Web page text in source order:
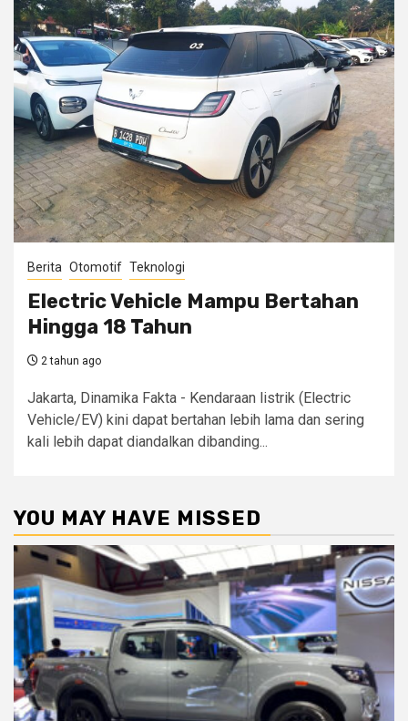
Berita Otomotif Teknologi
Electric Vehicle Mampu Bertahan
Hingga 18 Tahun
2 tahun ago
Jakarta, Dinamika Fakta - Kendaraan listrik (Electric
Vehicle/EV) kini dapat bertahan lebih lama dan sering
kali lebih dapat diandalkan dibanding...
YOU MAY HAVE MISSED